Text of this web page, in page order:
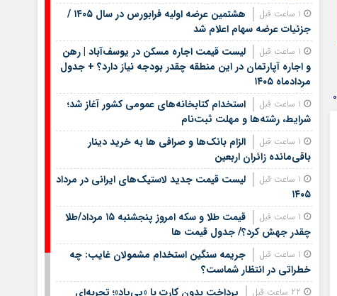
هشتمین عرضه اولیه فرابورس در سال ۱۴۰۵ /
جزئیات عرضه سهام اعلام شد
لیست قیمت اجاره مسکن در یوسف‌آباد | رهن
و اجاره آپارتمان در این منطقه چقدر بودجه نیاز دارد؟ + جدول
مردادماه ۱۴۰۵
استخدام کتابخانه‌های عمومی کشور آغاز شد؛
شرایط، رشته‌ها و مهلت ثبت‌نام
الزام بانک‌ها و صرافی ها به خرید دینار
باقی‌مانده زائران اربعین
لیست قیمت جدید لاستیک‌های ایرانی در مرداد
۱۴۰۵
قیمت طلا و سکه امروز پنجشنبه ۱۵ مرداد/طلا
چقدر جهش کرد؟/ جدول قیمت ها
جریمه سنگین استخدام مشمولان غایب: چه
خطراتی در انتظار شماست؟
پرداخت بدون کارت با «پی‌پاد»؛ تجربه‌ای